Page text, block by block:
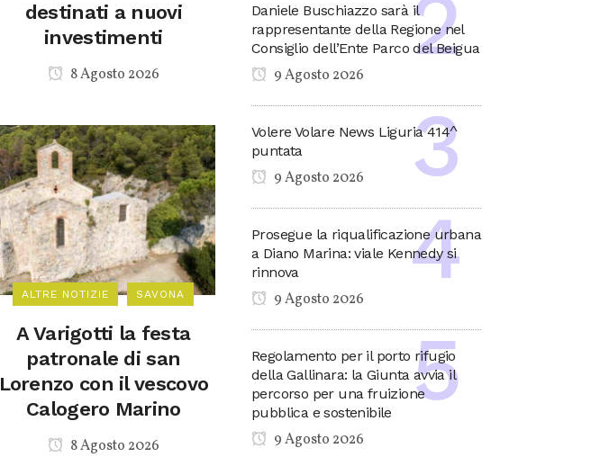
destinati a nuovi
investimenti
8 Agosto 2026
ALTRE NOTIZIE SAVONA
A Varigotti la festa
patronale di san
Lorenzo con il vescovo
Calogero Marino
8 Agosto 2026
Daniele Buschiazzo sarà il
rappresentante della Regione nel
Consiglio dell’Ente Parco del Beigua
9 Agosto 2026
Volere Volare News Liguria 414^
puntata
9 Agosto 2026
Prosegue la riqualificazione urbana
a Diano Marina: viale Kennedy si
rinnova
9 Agosto 2026
Regolamento per il porto rifugio
della Gallinara: la Giunta avvia il
percorso per una fruizione
pubblica e sostenibile
9 Agosto 2026